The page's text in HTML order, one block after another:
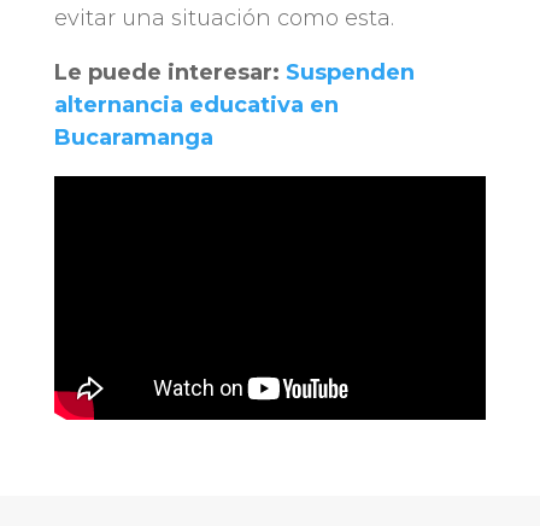
evitar una situación como esta.
Le puede interesar: Suspenden
alternancia educativa en
Bucaramanga